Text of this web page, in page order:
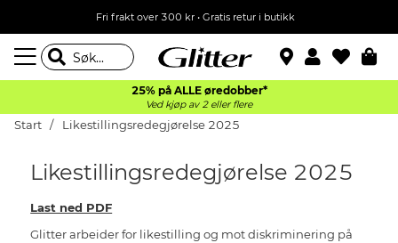
Fri frakt over 300 kr • Gratis retur i butikk
25% på ALLE øredobber*
Ved kjøp av 2 eller flere
Start Likestillingsredegjørelse 2025
Likestillingsredegjørelse 2025
Last ned PDF
Glitter arbeider for likestilling og mot diskriminering på